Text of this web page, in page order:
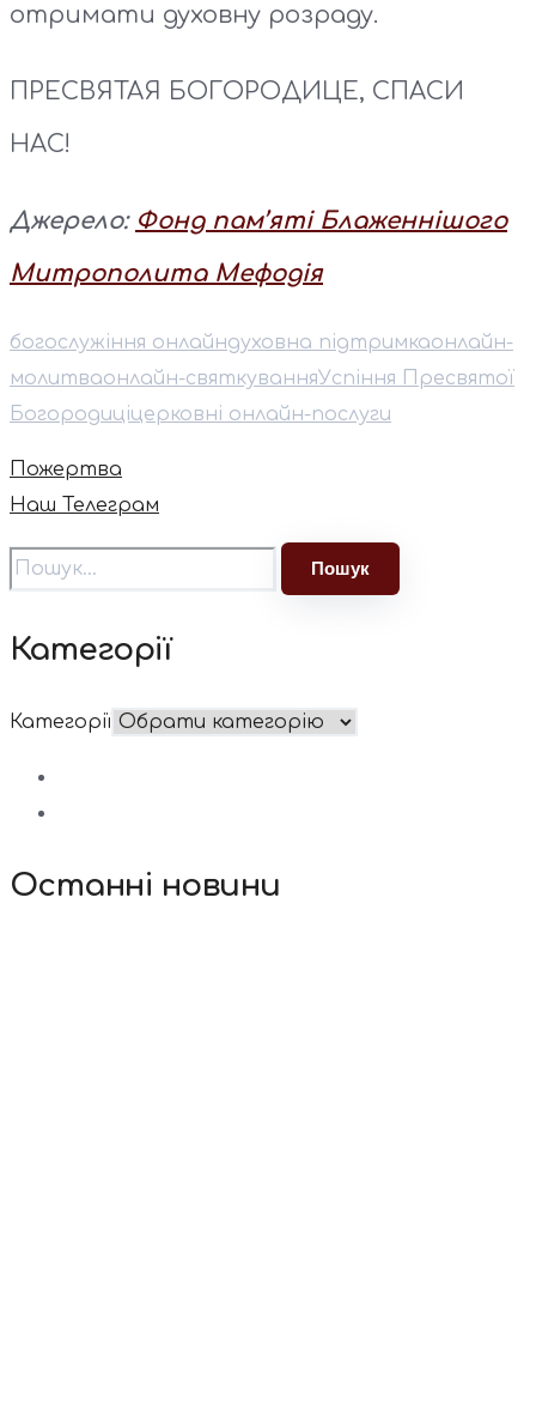
отримати духовну розраду.
ПРЕСВЯТАЯ БОГОРОДИЦЕ, СПАСИ
НАС!
Джерело: Фонд пам’яті Блаженнішого
Митрополита Мефодія
богослужіння онлайндуховна підтримкаонлайн-
молитваонлайн-святкуванняУспіння Пресвятої
Богородиціцерковні онлайн-послуги
Пожертва
Наш Телеграм
Категорії
Категорії
Останні новини